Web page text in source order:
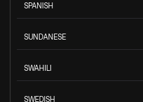
SPANISH
SUNDANESE
SWAHILI
SWEDISH